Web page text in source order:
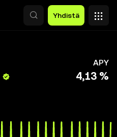
Yhdistä
APY
4,13 %